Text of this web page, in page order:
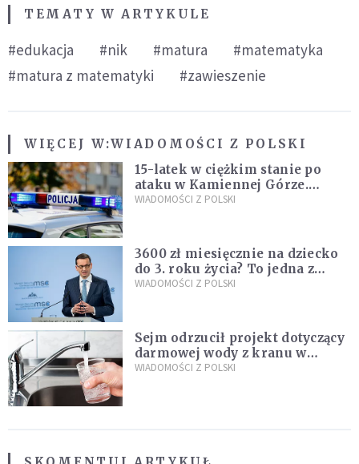
TEMATY W ARTYKULE
#edukacja #nik #matura
#matematyka
#matura z matematyki
#zawieszenie
WIĘCEJ W:WIADOMOŚCI Z POLSKI
15-latek w ciężkim stanie po
ataku w Kamiennej Górze.
Policja zatrzymała dwóch
WIADOMOŚCI Z POLSKI
3600 zł miesięcznie na dziecko
do 3. roku życia? To jedna z
propozycji programu "Rozwój
WIADOMOŚCI Z POLSKI
Sejm odrzucił projekt dotyczący
darmowej wody z kranu w
restauracjach
WIADOMOŚCI Z POLSKI